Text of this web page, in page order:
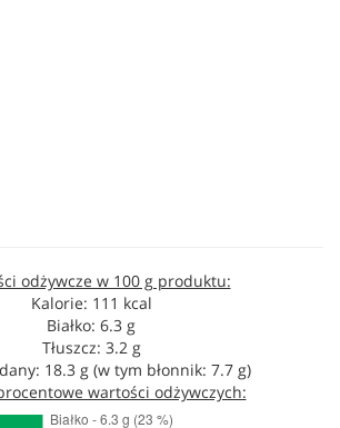
odżywcze w 100 g produktu:
Kalorie: 111 kcal
Białko: 6.3 g
Tłuszcz: 3.2 g
18.3 g (w tym błonnik: 7.7 g)
wartości odżywczych: